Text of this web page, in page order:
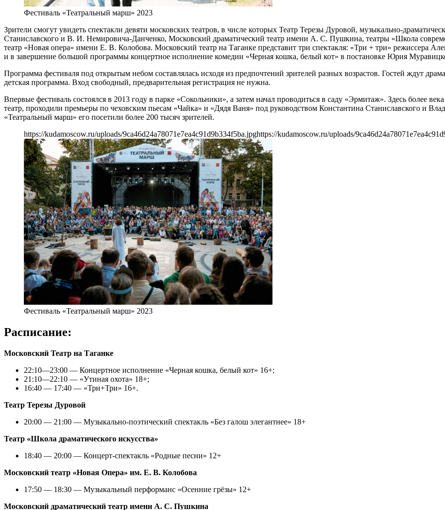
Фестиваль «Театральный марш» 2023
Зрители смогут увидеть спектакли девяти московских театров, в числе которых Театр Терезы Дуровой, музыкально-
Станиславского и В. И. Немировича-Данченко, Московский драматический театр имени А. С. Пушкина, театры «Школа
театр «Новая опера» имени Е. В. Колобова. Московский театр на Таганке представит три спектакля: «Три + три» режиссера
и в завершение большой программы концертное исполнение комедии «Черная кошка, белый кот» в постановке Юрия
Программа фестиваля под открытым небом составлялась исходя из предпочтений зрителей разных возрастов. Гостей ждут
детская программа. Вход свободный, предварительная регистрация не нужна.
Впервые фестиваль состоялся в 2013 году в парке «Сокольники», а затем начал проводиться в саду «Эрмитаж». Здесь более
театр, проходили премьеры по чеховским пьесам «Чайка» и «Дядя Ваня» под руководством Константина Станиславского и
«Театральный марш» его посетили более 200 тысяч зрителей.
https://kudamoscow.ru/uploads/9ca46d24a78071e7ea4c91d9b334f5ba.jpghttps://kudamoscow.ru/uploads/
Фестиваль «Театральный марш» 2023
Расписание:
Московский Театр на Таганке
22:10—23:00 — Концертное исполнение «Черная кошка, белый кот» 16+;
21:10—22:10 — «Утиная охота» 18+;
16:40 — 17:40 — «Три+Три» 16+.
Театр Терезы Дуровой
20:00 — 21:00 — Музыкально-поэтический спектакль «Без галош элегантнее» 18+
Театр «Школа драматического искусства»
18:40 — 20:00 — Концерт-спектакль «Родные песни» 12+
Московский театр «Новая Опера» им. Е. В. Колобова
17:50 — 18:30 — Музыкальный перформанс «Осенние грёзы» 12+
Московский драматический театр имени А. С. Пушкина